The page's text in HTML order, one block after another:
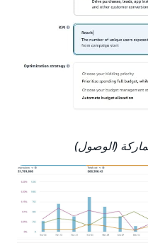
(الوصول)